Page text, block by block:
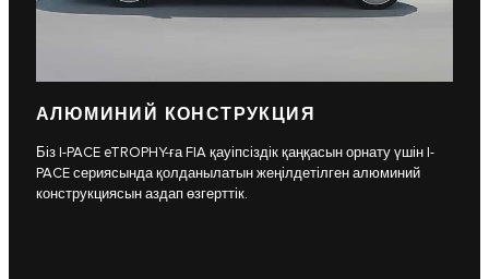
АЛЮМИНИЙ КОНСТРУКЦИЯ
Біз I-PACE eTROPHY-ға FIA қауіпсіздік қаңқасын орнату үшін I-
PACE сериясында қолданылатын жеңілдетілген алюминий
конструкциясын аздап өзгерттік.